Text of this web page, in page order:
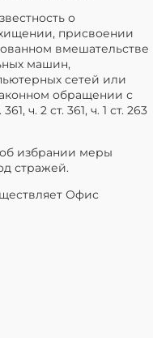
о
присвоении
вмешательстве
машин,
сетей или
обращении с
ч. 2 ст. 361, ч. 1 ст. 263
избрании меры
стражей.
Офис